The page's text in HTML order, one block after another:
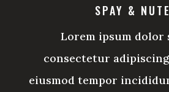
SPAY &
Lorem ipsum dolor
consectetur
eiusmod tempor